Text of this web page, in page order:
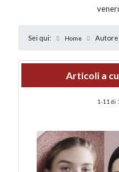
Sei qui: Home Autore
Articoli a
1-11 di